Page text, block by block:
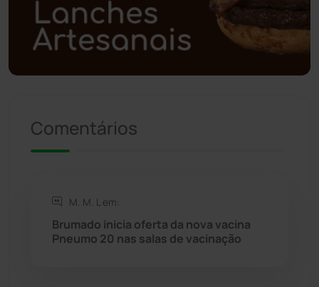
Política
Rio do Pires
Comentários
M. M. L em:
Brumado inicia oferta da nova vacina
Pneumo 20 nas salas de vacinação